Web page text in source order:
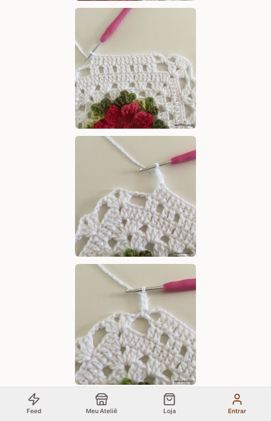
Feed Meu Ateliê Loja Entrar